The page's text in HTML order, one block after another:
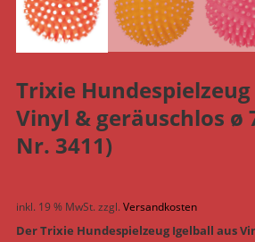
Trixie
Vinyl & geräuschlos ø
Nr. 3411)
inkl. 19 % MwSt.zzgl.Versandkosten
Der Trixie Hundespielzeug Igelball aus